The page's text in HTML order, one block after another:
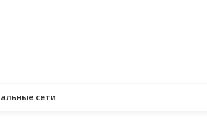
сети